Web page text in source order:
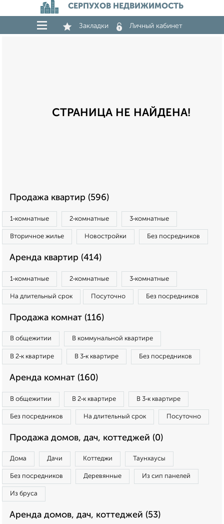
СЕРПУХОВ НЕДВИЖИМОСТЬ
Закладки Личный кабинет
СТРАНИЦА НЕ НАЙДЕНА!
Продажа квартир (596)
1‑комнатные 2‑комнатные 3‑комнатные
Вторичное жилье Новостройки Без посредников
Аренда квартир (414)
1‑комнатные 2‑комнатные 3‑комнатные
На длительный срок Посуточно Без посредников
Продажа комнат (116)
В общежитии В коммунальной квартире
В 2‑к квартире В 3‑к квартире Без посредников
Аренда комнат (160)
В общежитии В 2‑к квартире В 3‑к квартире
Без посредников На длительный срок Посуточно
Продажа домов, дач, коттеджей (0)
Дома Дачи Коттеджи Таунхаусы
Без посредников Деревянные Из сип панелей
Из бруса
Аренда домов, дач, коттеджей (53)